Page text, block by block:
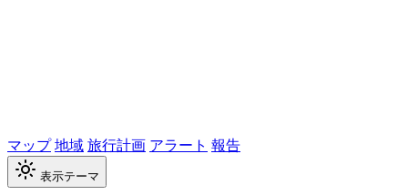
マップ地域旅行計画 アラート 報告
表示テーマ